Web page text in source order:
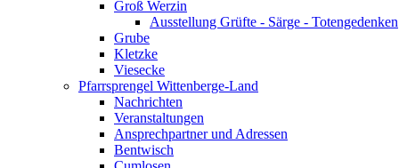
Groß Werzin
Ausstellung Grüfte - Särge - Totengedenken
Grube
Kletzke
Viesecke
Pfarrsprengel Wittenberge-Land
Nachrichten
Veranstaltungen
Ansprechpartner und Adressen
Bentwisch